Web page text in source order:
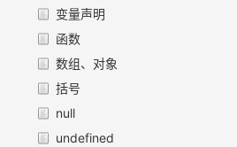
变量声明
函数
数组、对象
括号
null
undefined